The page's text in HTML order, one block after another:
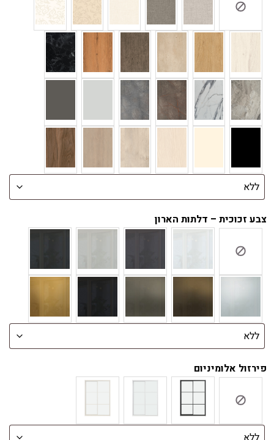
צבע זכוכית – דלתות הארון
פירזול אלומיניום